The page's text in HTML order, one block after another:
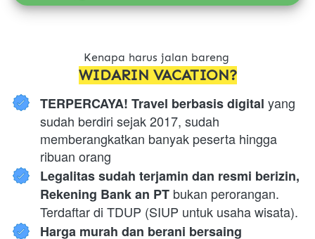
Kenapa harus jalan bareng
WIDARIN VACATION?
TERPERCAYA! Travel berbasis digital yang
sudah berdiri sejak 2017, sudah
memberangkatkan banyak peserta hingga
ribuan orang
Legalitas sudah terjamin dan resmi berizin,
Rekening Bank an PT bukan perorangan.
Terdaftar di TDUP (SIUP untuk usaha wisata).